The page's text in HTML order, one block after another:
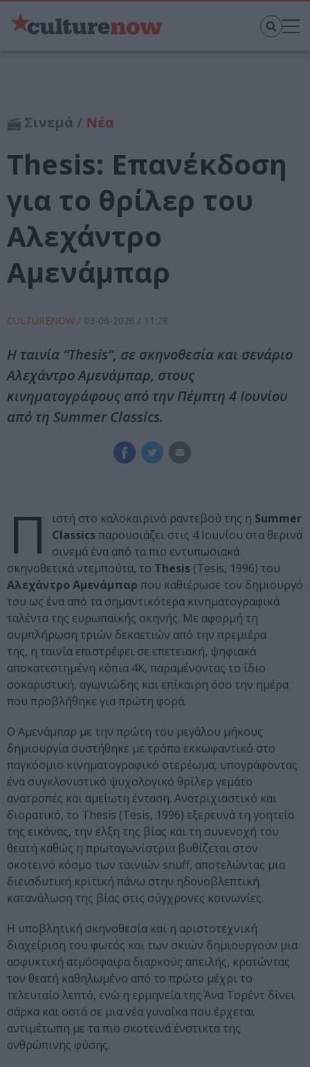
Σινεμά / Νέα
Thesis: Επανέκδοση
για το θρίλερ του
Αλεχάντρο
Αμενάμπαρ
CULTURENOW / 03-06-2026 / 11:28
Η ταινία “Thesis”, σε σκηνοθεσία και σενάριο
Αλεχάντρο Αμενάμπαρ, στους
κινηματογράφους από την Πέμπτη 4 Ιουνίου
από τη Summer Classics.
Π ιστή στο καλοκαιρινό ραντεβού της η Summer
Classicsπαρουσιάζει στις 4 Ιουνίου στα θερινά
σινεμά ένα από τα πιο εντυπωσιακά
σκηνοθετικά ντεμπούτα, το Thesis (Tesis, 1996) του
Αλεχάντρο Αμενάμπαρ που καθιέρωσε τον δημιουργό
του ως ένα από τα σημαντικότερα κινηματογραφικά
ταλέντα της ευρωπαϊκής σκηνής. Με αφορμή τη
συμπλήρωση τριών δεκαετιών από την πρεμιέρα
της, η ταινία επιστρέφει σε επετειακή, ψηφιακά
αποκατεστημένη κόπια 4K, παραμένοντας το ίδιο
σοκαριστική, αγωνιώδης και επίκαιρη όσο την ημέρα
που προβλήθηκε για πρώτη φορά.
Ο Αμενάμπαρ με την πρώτη του μεγάλου μήκους
δημιουργία συστήθηκε με τρόπο εκκωφαντικό στο
παγκόσμιο κινηματογραφικό στερέωμα, υπογράφοντας
ένα συγκλονιστικό ψυχολογικό θρίλερ γεμάτο
ανατροπές και αμείωτη ένταση. Ανατριχιαστικό και
διορατικό, το Thesis (Tesis, 1996) εξερευνά τη γοητεία
της εικόνας, την έλξη της βίας και τη συνενοχή του
θεατή καθώς η πρωταγωνίστρια βυθίζεται στον
σκοτεινό κόσμο των ταινιών snuff, αποτελώντας μια
διεισδυτική κριτική πάνω στην ηδονοβλεπτική
κατανάλωση της βίας στις σύγχρονες κοινωνίες.
Η υποβλητική σκηνοθεσία και η αριστοτεχνική
διαχείριση του φωτός και των σκιών δημιουργούν μια
ασφυκτική ατμόσφαιρα διαρκούς απειλής, κρατώντας
τον θεατή καθηλωμένο από το πρώτο μέχρι το
τελευταίο λεπτό, ενώ η ερμηνεία της Άνα Τορέντ δίνει
σάρκα και οστά σε μια νέα γυναίκα που έρχεται
αντιμέτωπη με τα πιο σκοτεινά ένστικτα της
ανθρώπινης φύσης.